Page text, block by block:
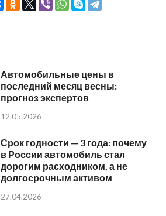
Автомобильные цены в
последний месяц весны:
прогноз экспертов
12.05.2026
Срок годности — 3 года: почему
в России автомобиль стал
дорогим расходником, а не
долгосрочным активом
27.04.2026